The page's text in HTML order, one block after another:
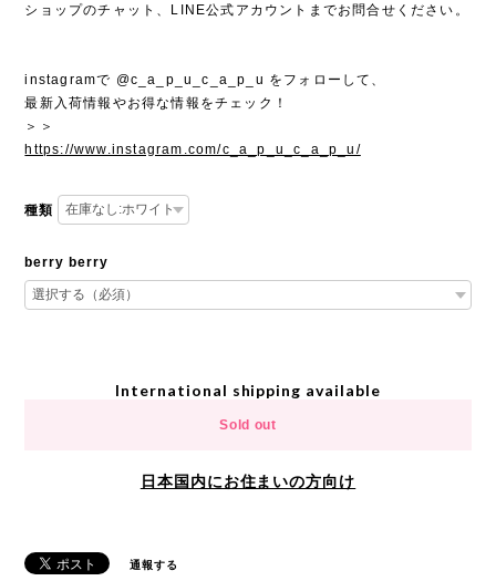
ショップのチャット、LINE公式アカウントまでお問合せください。
instagramで @c_a_p_u_c_a_p_u をフォローして、
最新入荷情報やお得な情報をチェック！
＞＞
https://www.instagram.com/c_a_p_u_c_a_p_u/
種類
berry berry
International shipping available
Sold out
日本国内にお住まいの方向け
通報する